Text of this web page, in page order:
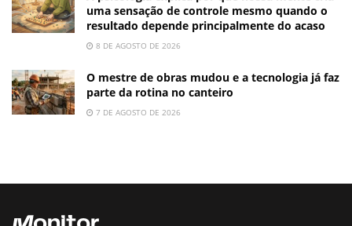
uma sensação de controle mesmo quando o
resultado depende principalmente do acaso
8 DE AGOSTO DE 2026
O mestre de obras mudou e a tecnologia já faz
parte da rotina no canteiro
7 DE AGOSTO DE 2026